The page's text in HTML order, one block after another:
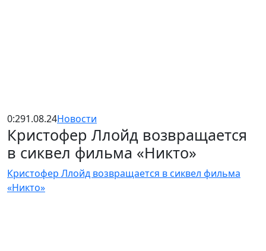
0:291.08.24Новости
Кристофер Ллойд возвращается
в сиквел фильма «Никто»
Кристофер Ллойд возвращается в сиквел фильма
«Никто»